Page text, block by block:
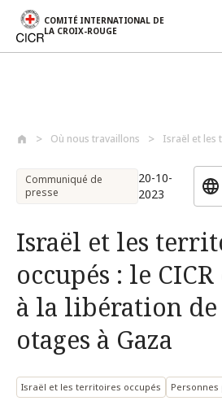
COMITÉ INTERNATIONAL DE
LA CROIX-ROUGE
Où nous travaillons Israël et les
Communiqué de
presse
20-10-
2023
Israël et les
occupés : le
à la libération
otages à Gaza
Israël et les territoires occupés